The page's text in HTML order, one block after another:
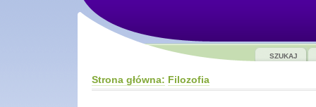
SZUKAJ
Strona główna: Filozofia